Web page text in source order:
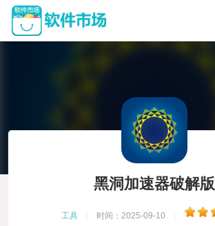
黑洞加速器破解版
工具 时间：2025-09-10